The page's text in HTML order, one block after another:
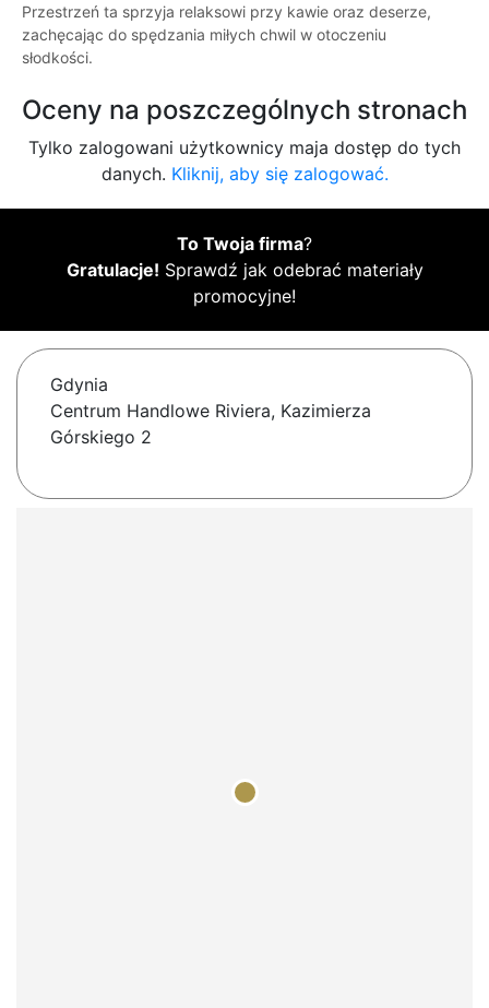
Przestrzeń ta sprzyja relaksowi przy kawie oraz deserze,
zachęcając do spędzania miłych chwil w otoczeniu
słodkości.
Oceny na poszczególnych stronach
Tylko zalogowani użytkownicy maja dostęp do tych
danych. Kliknij, aby się zalogować.
To Twoja firma?
Gratulacje! Sprawdź jak odebrać materiały
promocyjne!
Gdynia
Centrum Handlowe Riviera, Kazimierza
Górskiego 2